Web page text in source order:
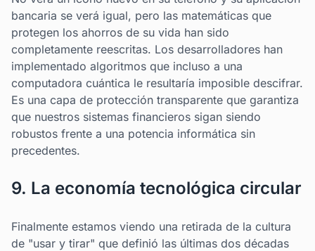
bancaria se verá igual, pero las matemáticas que
protegen los ahorros de su vida han sido
completamente reescritas. Los desarrolladores han
implementado algoritmos que incluso a una
computadora cuántica le resultaría imposible descifrar.
Es una capa de protección transparente que garantiza
que nuestros sistemas financieros sigan siendo
robustos frente a una potencia informática sin
precedentes.
9. La economía tecnológica circular
Finalmente estamos viendo una retirada de la cultura
de "usar y tirar" que definió las últimas dos décadas